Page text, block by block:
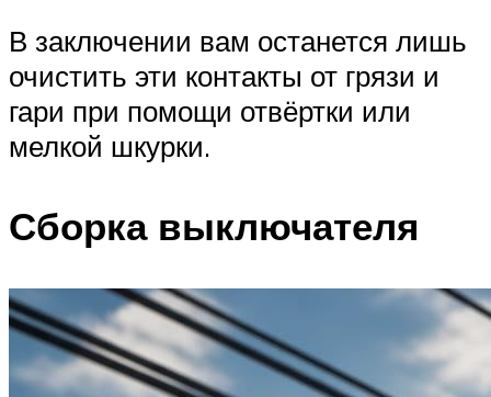
В заключении вам останется лишь
очистить эти контакты от грязи и
гари при помощи отвёртки или
мелкой шкурки.
Сборка выключателя